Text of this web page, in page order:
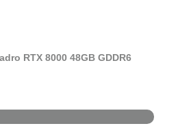
RTX 8000 48GB GDDR6